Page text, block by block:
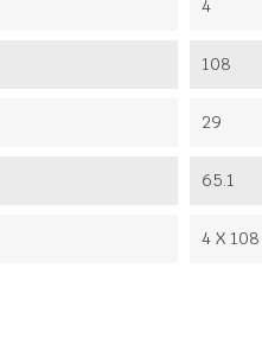
4
108
29
65.1
4 X 108